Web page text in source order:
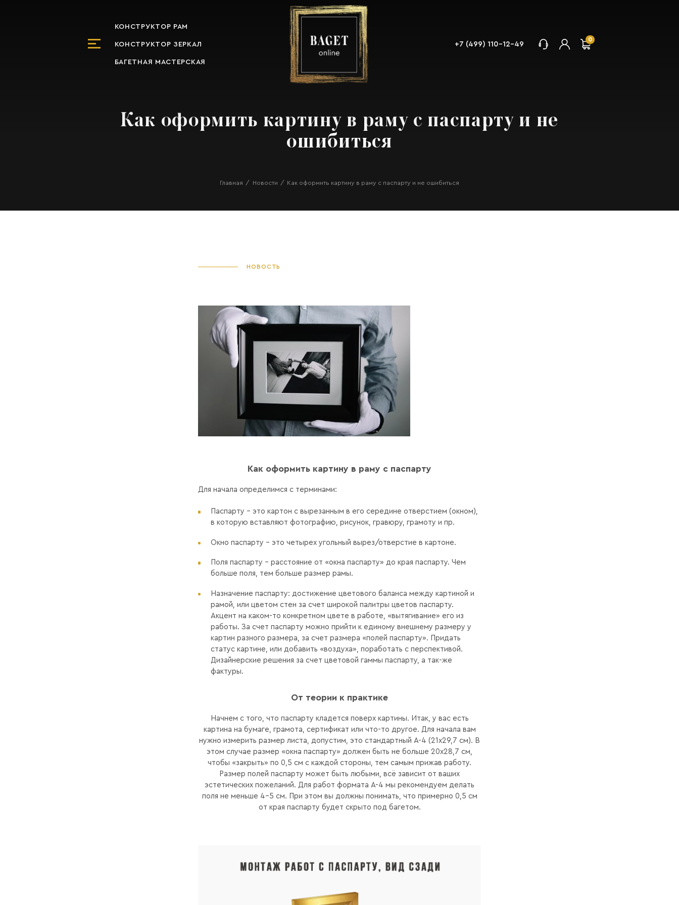
КОНСТРУКТОР РАМ
КОНСТРУКТОР ЗЕРКАЛ
БАГЕТНАЯ МАСТЕРСКАЯ
+7 (499) 110-12-49
0
Как оформить картину в раму с паспарту и не
ошибиться
Главная Новости Как оформить картину в раму с паспарту и не ошибиться
НОВОСТЬ
Как оформить картину в раму с паспарту
Для начала определимся с терминами:
Паспарту – это картон с вырезанным в его середине отверстием (окном),
в которую вставляют фотографию, рисунок, гравюру, грамоту и пр.
Окно паспарту – это четырех угольный вырез/отверстие в картоне.
Поля паспарту – расстояние от «окна паспарту» до края паспарту. Чем
больше поля, тем больше размер рамы.
Назначение паспарту: достижение цветового баланса между картиной и
рамой, или цветом стен за счет широкой палитры цветов паспарту.
Акцент на каком-то конкретном цвете в работе, «вытягивание» его из
работы. За счет паспарту можно прийти к единому внешнему размеру у
картин разного размера, за счет размера «полей паспарту». Придать
статус картине, или добавить «воздуха», поработать с перспективой.
Дизайнерские решения за счет цветовой гаммы паспарту, а так-же
фактуры.
От теории к практике
Начнем с того, что паспарту кладется поверх картины. Итак, у вас есть
картина на бумаге, грамота, сертификат или что-то другое. Для начала вам
нужно измерить размер листа, допустим, это стандартный А-4 (21х29,7 см). В
этом случае размер «окна паспарту» должен быть не больше 20х28,7 см,
чтобы «закрыть» по 0,5 см с каждой стороны, тем самым прижав работу.
Размер полей паспарту может быть любыми, всё зависит от ваших
эстетических пожеланий. Для работ формата А-4 мы рекомендуем делать
поля не меньше 4-5 см. При этом вы должны понимать, что примерно 0,5 см
от края паспарту будет скрыто под багетом.